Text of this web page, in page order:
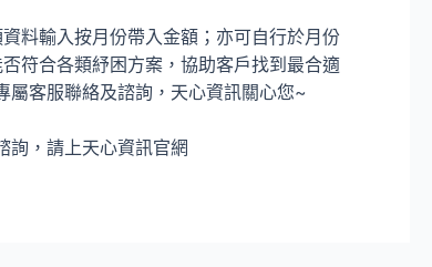
料輸入按月份帶入金額；亦可自行於月份
符合各類紓困方案，協助客戶找到最合適
屬客服聯絡及諮詢，天心資訊關心您~
詢，請上天心資訊官網